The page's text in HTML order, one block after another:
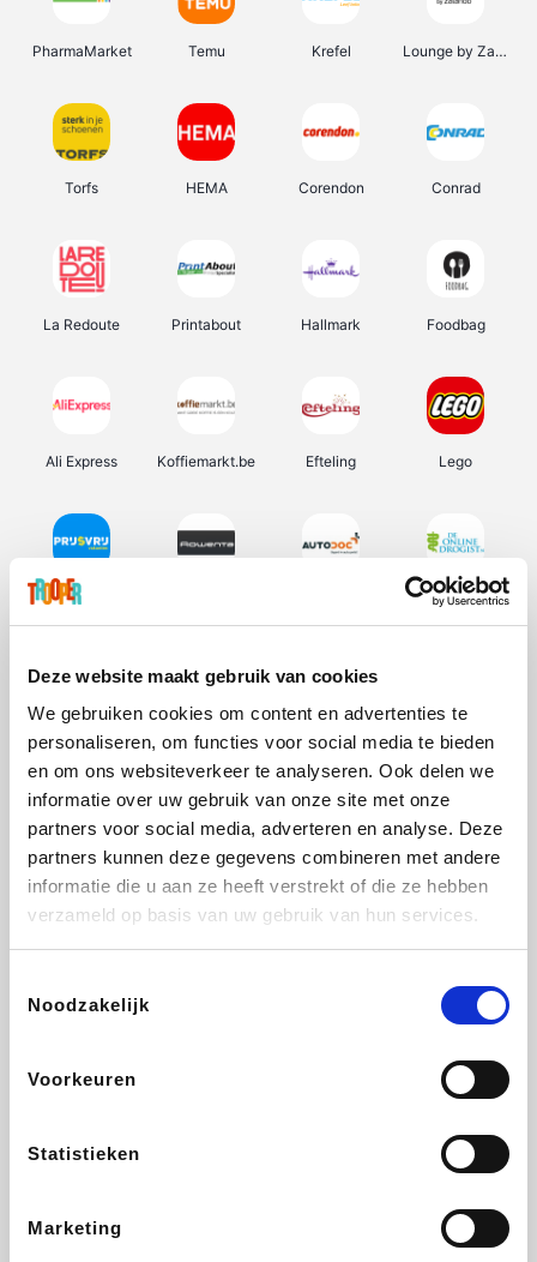
Deze website maakt gebruik van cookies
We gebruiken cookies om content en advertenties te
personaliseren, om functies voor social media te bieden
en om ons websiteverkeer te analyseren. Ook delen we
informatie over uw gebruik van onze site met onze
partners voor social media, adverteren en analyse. Deze
partners kunnen deze gegevens combineren met andere
informatie die u aan ze heeft verstrekt of die ze hebben
verzameld op basis van uw gebruik van hun services.
Noodzakelijk
Voorkeuren
Statistieken
Marketing
PharmaMarket Temu Krefel Lounge by Zalando
Torfs HEMA Corendon Conrad
La Redoute Printabout Hallmark Foodbag
Ali Express Koffiemarkt.be Efteling Lego
Prijsvrij De Online Drogist
Vidaxl Lampenlicht.be Adidas Hotels.com
DectDirect
Brussels Airlines
ZEB Get Your Guide